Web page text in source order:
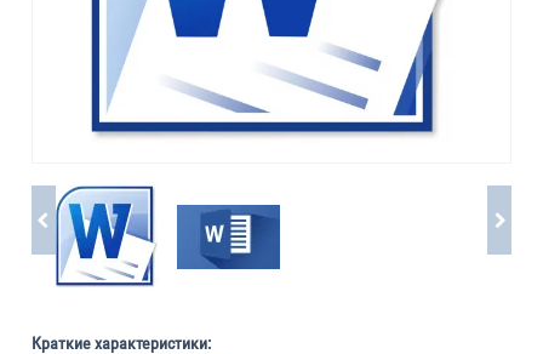
Краткие характеристики: